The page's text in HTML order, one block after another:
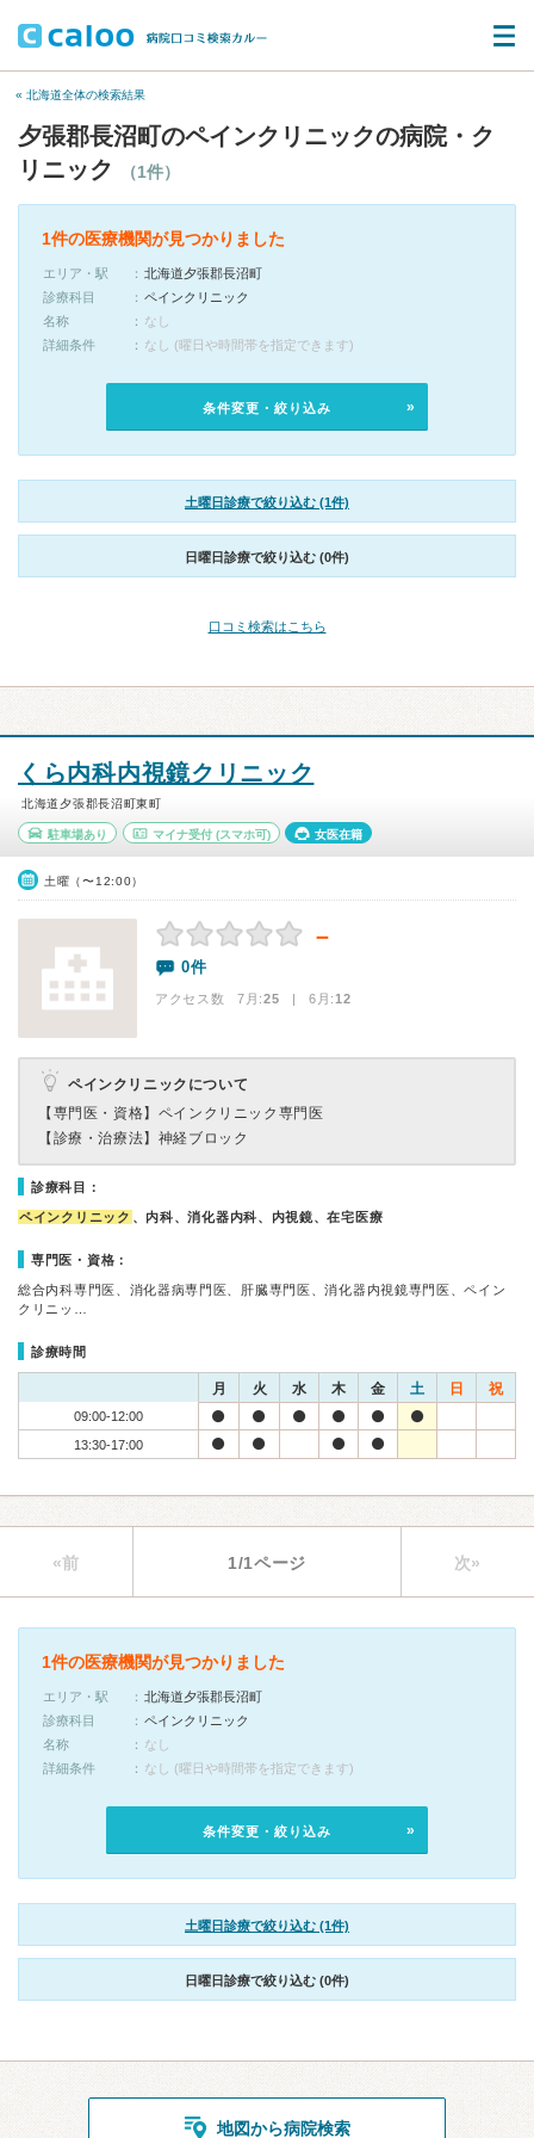
« 北海道全体の検索結果
夕張郡長沼町のペインクリニックの病院・ク
リニック
（1件）
1件の医療機関が見つかりました
エリア・駅
北海道夕張郡長沼町
診療科目
ペインクリニック
名称
なし
詳細条件
なし (曜日や時間帯を指定できます)
条件変更・絞り込み
土曜日診療で絞り込む (1件)
日曜日診療で絞り込む (0件)
口コミ検索はこちら
くら内科内視鏡クリニック
北海道夕張郡長沼町東町
駐車場あり マイナ受付(スマホ可) 女医在籍
土曜（〜12:00）
－
0件
アクセス数 7月:25 | 6月:12
ペインクリニックについて
【専門医・資格】 ペインクリニック専門医
【診療・治療法】 神経ブロック
診療科目：
ペインクリニック 、内科、消化器内科、内視鏡、在宅医療
専門医・資格：
総合内科専門医、消化器病専門医、肝臓専門医、消化器内視鏡専門医、ペイン
クリニッ…
診療時間
月 火 水 木 金 土 日 祝
09:00-12:00
13:30-17:00
«前 1/1ページ 次»
1件の医療機関が見つかりました
エリア・駅
北海道夕張郡長沼町
診療科目
ペインクリニック
名称
なし
詳細条件
なし (曜日や時間帯を指定できます)
条件変更・絞り込み
土曜日診療で絞り込む (1件)
日曜日診療で絞り込む (0件)
地図から病院検索